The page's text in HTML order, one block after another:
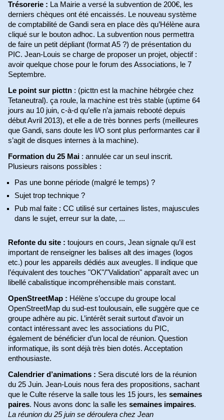
Trésorerie : La Mairie a versé la subvention de 200€, les
derniers chèques ont été encaissés. Le nouveau système
de comptabilité de Gandi sera en place dès qu’Hélène aura
cliqué sur le bouton adhoc. La subvention nous permettra
de faire un petit dépliant (format A5 ?) de présentation du
PIC. Jean-Louis se charge de proposer un projet, objectif :
avoir quelque chose pour le forum des Associations, le 7
Septembre.
Le point sur picttn : (picttn est la machine hébrgée chez
Tetaneutral). ça roule, la machine est très stable (uptime 64
jours au 10 juin, c-à-d qu’elle n’a jamais rebooté depuis
début Avril 2013), et elle a de très bonnes perfs (meilleures
que Gandi, sans doute les I/O sont plus performantes car il
s’agit de disques internes à la machine).
Formation du 25 Mai : annulée car un seul inscrit.
Plusieurs raisons possibles :
Pas une bonne période (malgré le temps) ?
Sujet trop technique ?
Pub mal faite : CC utilisé sur certaines listes, majuscules
dans le sujet, erreur sur la date, ...
Refonte du site : toujours en cours, Jean signale qu’il est
important de renseigner les balises alt des images (logos
etc.) pour les appareils dédiés aux aveugles. Il indique que
l’équivalent des touches "OK"/"Validation" apparaît avec un
libellé cabalistique incompréhensible mais constant.
OpenStreetMap : Hélène s’occupe du groupe local
OpenStreetMap du sud-est toulousain, elle suggère que ce
groupe adhère au pic. L’intérêt serait surtout d’avoir un
contact intéressant avec les associations du PIC,
également de bénéficier d’un local de réunion. Question
informatique, ils sont déjà très bien dotés. Acceptation
enthousiaste.
Calendrier d’animations : Sera discuté lors de la réunion
du 25 Juin. Jean-Louis nous fera des propositions, sachant
que le Culte réserve la salle tous les 15 jours, lessemaines
paires. Nous avons donc la salle lessemaines impaires.
La réunion du 25 juin se déroulera chez Jean